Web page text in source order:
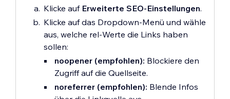
Klicke auf Erweiterte SEO-Einstellungen.
Klicke auf das Dropdown-Menü und wähle
aus, welche rel-Werte die Links haben
sollen:
noopener (empfohlen): Blockiere den
Zugriff auf die Quellseite.
noreferrer (empfohlen): Blende Infos